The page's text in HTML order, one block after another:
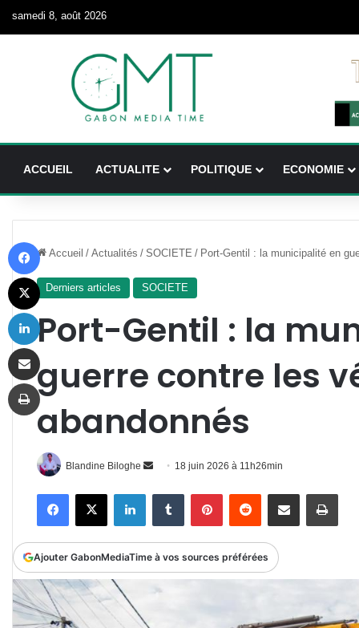
samedi 8, août 2026
ACCUEIL ACTUALITE POLITIQUE ECONOMIE
Accueil / Actualités / SOCIETE / Port-Gentil : la municipalité en
Derniers articles SOCIETE
Port-Gentil : la
guerre contre les
abandonnés
Blandine Biloghe
Envoyer
courriel
18 juin 2026 à 11h26min
FacebookX LinkedinTumblr PinterestReddit Partager par email
Ajouter GabonMediaTime à vos sources préférées
X
Imprimer